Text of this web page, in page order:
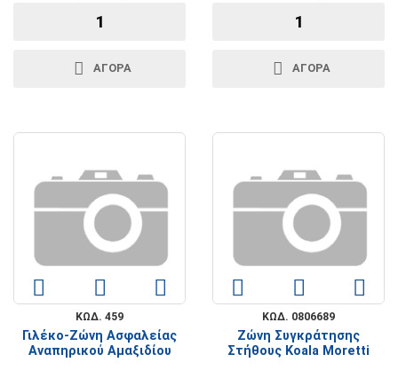
ΑΓΟΡΑ ΑΓΟΡΑ
ΚΩΔ. 459
Γιλέκο-Ζώνη Ασφαλείας
Αναπηρικού Αμαξιδίου
ΚΩΔ. 0806689
Ζώνη Συγκράτησης
Στήθους Koala Moretti